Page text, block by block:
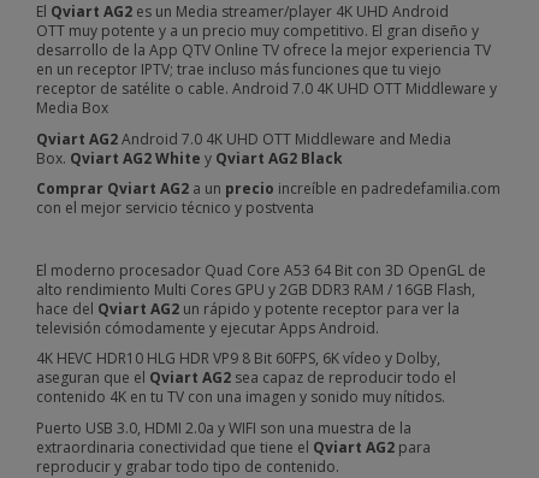
El Qviart AG2 es un Media streamer/player 4K UHD Android
OTT muy potente y a un precio muy competitivo. El gran diseño y
desarrollo de la App QTV Online TV ofrece la mejor experiencia TV
en un receptor IPTV; trae incluso más funciones que tu viejo
receptor de satélite o cable. Android 7.0 4K UHD OTT Middleware y
Media Box
Qviart AG2Android 7.0 4K UHD OTT Middleware and Media
Box. Qviart AG2 White y Qviart AG2 Black
Comprar Qviart AG2 a un precio increíble en padredefamilia.com
con el mejor servicio técnico y postventa
El moderno procesador Quad Core A53 64 Bit con 3D OpenGL de
alto rendimiento Multi Cores GPU y 2GB DDR3 RAM / 16GB Flash,
hace del Qviart AG2 un rápido y potente receptor para ver la
televisión cómodamente y ejecutar Apps Android.
4K HEVC HDR10 HLG HDR VP9 8 Bit 60FPS, 6K vídeo y Dolby,
aseguran que el Qviart AG2 sea capaz de reproducir todo el
contenido 4K en tu TV con una imagen y sonido muy nítidos.
Puerto USB 3.0, HDMI 2.0a y WIFI son una muestra de la
extraordinaria conectividad que tiene el Qviart AG2 para
reproducir y grabar todo tipo de contenido.